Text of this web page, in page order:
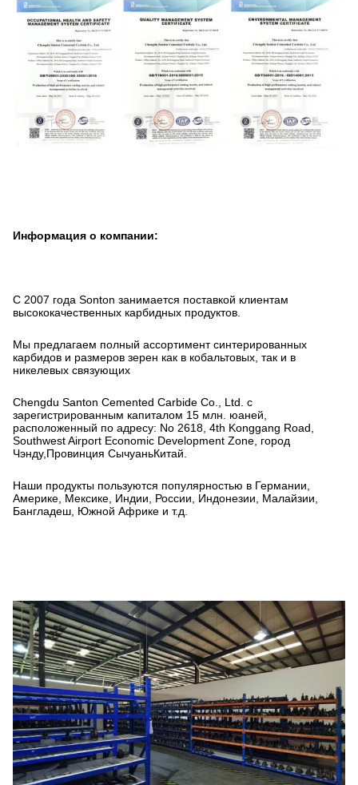
Информация о компании:
С 2007 года Sonton занимается поставкой клиентам
высококачественных карбидных продуктов.
Мы предлагаем полный ассортимент синтерированных
карбидов и размеров зерен как в кобальтовых, так и в
никелевых связующих
Chengdu Santon Cemented Carbide Co., Ltd. с
зарегистрированным капиталом 15 млн. юаней,
расположенный по адресу: No 2618, 4th Konggang Road,
Southwest Airport Economic Development Zone, город
Чэнду,Провинция СычуаньКитай.
Наши продукты пользуются популярностью в Германии,
Америке, Мексике, Индии, России, Индонезии, Малайзии,
Бангладеш, Южной Африке и т.д.